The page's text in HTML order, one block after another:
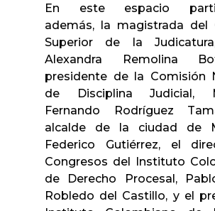
En este espacio
además, la magistrada del
Superior de la
Alexandra Remolina
presidente de la Comisión
de Disciplina Judicial,
Fernando Rodríguez
alcalde de la ciudad de
Federico Gutiérrez, el
Congresos del Instituto
de Derecho Procesal,
Robledo del Castillo, y el